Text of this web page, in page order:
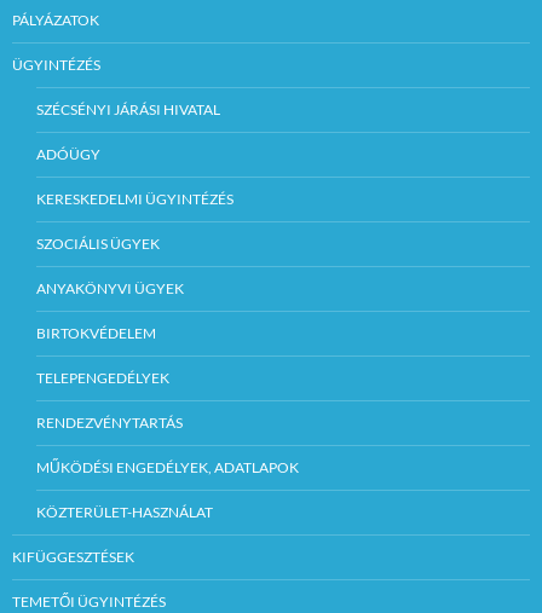
PÁLYÁZATOK
ÜGYINTÉZÉS
SZÉCSÉNYI JÁRÁSI HIVATAL
ADÓÜGY
KERESKEDELMI ÜGYINTÉZÉS
SZOCIÁLIS ÜGYEK
ANYAKÖNYVI ÜGYEK
BIRTOKVÉDELEM
TELEPENGEDÉLYEK
RENDEZVÉNYTARTÁS
MŰKÖDÉSI ENGEDÉLYEK, ADATLAPOK
KÖZTERÜLET-HASZNÁLAT
KIFÜGGESZTÉSEK
TEMETŐI ÜGYINTÉZÉS